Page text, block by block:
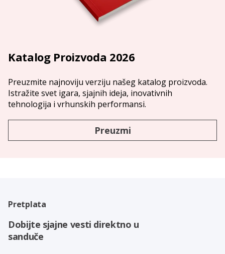
Katalog Proizvoda 2026
Preuzmite najnoviju verziju našeg katalog proizvoda.
Istražite svet igara, sjajnih ideja, inovativnih
tehnologija i vrhunskih performansi.
Preuzmi
Pretplata
Dobijte sjajne vesti direktno u
sanduče